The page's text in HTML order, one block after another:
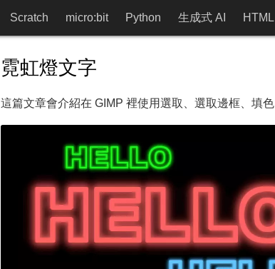
Scratch micro:bit Python 生成式 AI HTML
霓虹燈文字
這篇文章會介紹在 GIMP 裡使用選取、選取邊框、填